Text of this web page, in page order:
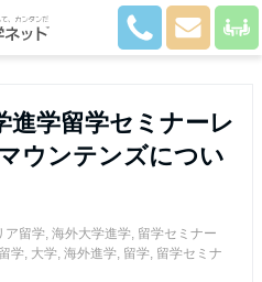
進学留学セミナーレ
ウンテンズについ
ア留学, 海外大学進学, 留学セミナー
学, 大学, 海外進学, 留学, 留学セミナ